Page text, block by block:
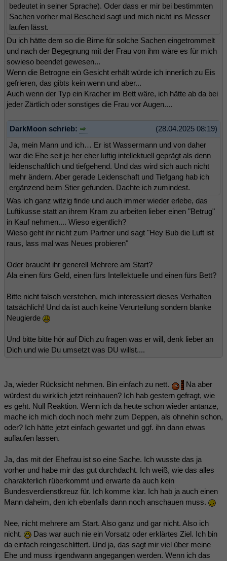
bedeutet in seiner Sprache). Oder dass er mir bei bestimmten
Sachen vorher mal Bescheid sagt und mich nicht ins Messer
laufen lässt.
Du ich hätte dem so die Birne für solche Sachen eingetrommelt
und nach der Begegnung mit der Frau von ihm wäre es für mich
sowieso beendet gewesen...
Wenn die Betrogne ein Gesicht erhält würde ich innerlich zu Eis
gefrieren, das gibts kein wenn und aber...
Auch wenn der Typ ein Kracher im Bett wäre, ich hätte ab da bei
jeder Zärtlich oder sonstiges die Frau vor Augen....
(28.04.2025 08:19)
DarkMoon schrieb:
Ja, mein Mann und ich… Er ist Wassermann und von daher
war die Ehe seit je her eher luftig intellektuell geprägt als denn
leidenschaftlich und tiefgehend. Und das wird sich auch nicht
mehr ändern. Aber gerade Leidenschaft und Tiefgang hab ich
ergänzend beim Stier gefunden. Dachte ich zumindest.
Was ich ganz witzig finde und auch immer wieder erlebe, das
Luftikusse statt an ihrem Kram zu arbeiten lieber einen "Betrug"
in Kauf nehmen.... Wieso eigentlich?
Wieso geht ihr nicht zum Partner und sagt "Hey Bub die Luft ist
raus, lass mal was Neues probieren"
Oder braucht ihr generell Mehrere am Start?
Ala einen fürs Geld, einen fürs Intellektuelle und einen fürs Bett?
Bitte nicht falsch verstehen, mich interessiert dieses Verhalten
tatsächlich! Und da ist auch keine Verurteilung sondern blanke
Neugierde
Und bitte bitte hör auf Dich zu fragen was er will, denk lieber an
Dich und wie Du umsetzt was DU willst....
Ja, wieder Rücksicht nehmen. Bin einfach zu nett.
Na aber
würdest du wirklich jetzt reinhauen? Ich hab gestern gefragt, wie
es geht. Null Reaktion. Wenn ich da heute schon wieder antanze,
mache ich mich doch noch mehr zum Deppen, als ohnehin schon,
oder? Ich hätte jetzt einfach gewartet und ggf. ihn dann etwas
auflaufen lassen.
Ja, das mit der Ehefrau ist so eine Sache. Ich wusste das ja
vorher und habe mir das gut durchdacht. Ich weiß, wie das alles
charakterlich rüberkommt und erwarte da auch kein
Bundesverdienstkreuz für. Ich komme klar. Ich hab ja auch einen
Mann daheim, den ich ebenfalls dann noch anschauen muss.
Nee, nicht mehrere am Start. Also ganz und gar nicht. Also ich
nicht.
Das war auch nie ein Vorsatz oder erklärtes Ziel. Ich bin
da einfach reingeschlittert. Und ja, das sagt mir viel über meine
Ehe und muss irgendwann angegangen werden. Wenn ich das